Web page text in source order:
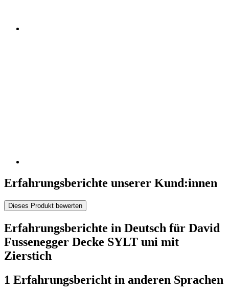
Erfahrungsberichte unserer Kund:innen
Dieses Produkt bewerten
Erfahrungsberichte in Deutsch für David
Fussenegger Decke SYLT uni mit
Zierstich
1 Erfahrungsbericht in anderen Sprachen